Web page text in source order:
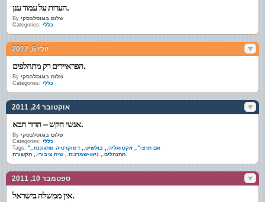
הערות על עמוד ענן.
By שלום בוגוסלבסקי
Categories: כללי
יולי 6, 2012
הפראיירים רק מתחלפים.
By שלום בוגוסלבסקי
Categories: כללי
אוקטובר 24, 2011
אנשי הקש – הדור הבא.
By שלום בוגוסלבסקי
Categories: כללי
Tags:
"אם תרצו"., אקטואליה., בולשיט., דמוקרטיה מתגוננת.,
מתנחלים., ניאו-שמרנות., שיח ציבורי., תקשורת.
ספטמבר 10, 2011
אין ממשלה בישראל.